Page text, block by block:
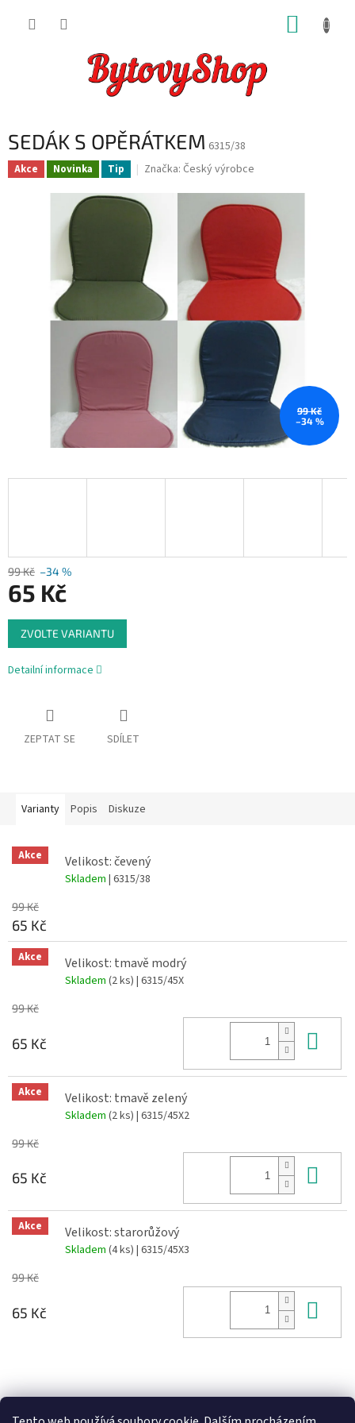
SEDÁK S OPĚRÁTKEM 6315/38
Akce Novinka Tip Značka: Český výrobce
99 Kč
–34 %
99 Kč –34 %
65 Kč
Měrná
cena:
ZVOLTE VARIANTU
Detailní informace
ZEPTAT SE SDÍLET
Varianty Popis Diskuze
Akce Velikost: čevený
Skladem | 6315/38
99 Kč
65 Kč
Akce Velikost: tmavě modrý
Skladem (2 ks) | 6315/45X
99 Kč
65 Kč
Akce Velikost: tmavě zelený
Skladem (2 ks) | 6315/45X2
99 Kč
65 Kč
Akce Velikost: starorůžový
Skladem (4 ks) | 6315/45X3
99 Kč
65 Kč
á